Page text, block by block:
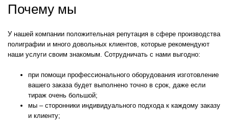
Почему мы
У нашей компании положительная репутация в сфере производства
полиграфии и много довольных клиентов, которые рекомендуют
наши услуги своим знакомым. Сотрудничать с нами выгодно:
при помощи профессионального оборудования изготовление
вашего заказа будет выполнено точно в срок, даже если
тираж очень большой;
мы – сторонники индивидуального подхода к каждому заказу
и клиенту;